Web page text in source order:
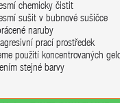
chemicky čistit
sušit v bubnové sušičce
naruby
prací prostředek
použití koncentrovaných
stejné barvy